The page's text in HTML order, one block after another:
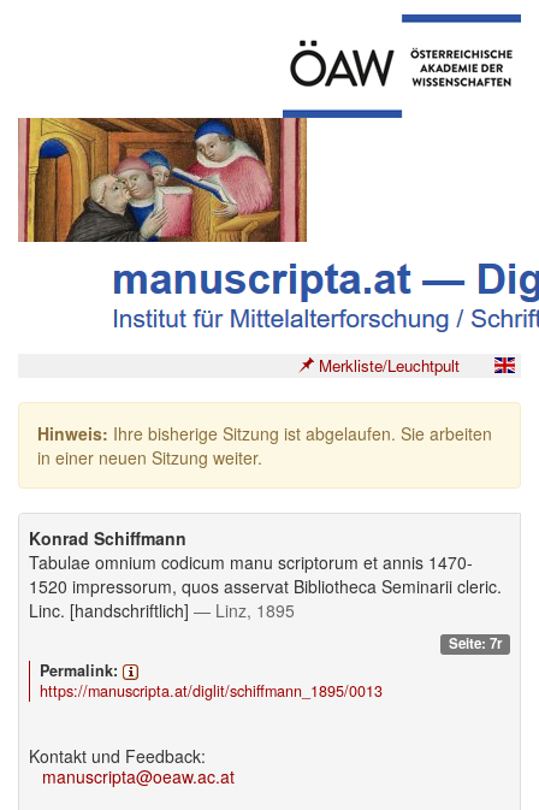
Merkliste/Leuchtpult
Hinweis: Ihre bisherige Sitzung ist abgelaufen. Sie arbeiten
in einer neuen Sitzung weiter.
Konrad Schiffmann
Tabulae omnium codicum manu scriptorum et annis 1470-
1520 impressorum, quos asservat Bibliotheca Seminarii cleric.
Linc. [handschriftlich] — Linz, 1895
Seite: 7r
Permalink:
https://manuscripta.at/diglit/schiffmann_1895/0013
Kontakt und Feedback:
manuscripta@oeaw.ac.at